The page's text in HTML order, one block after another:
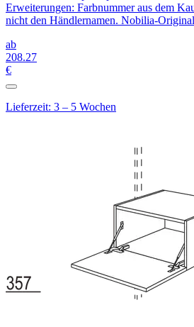
Erweiterungen: Farbnummer aus dem
nicht den Händlernamen. Nobilia-
ab
208.27
€
Lieferzeit: 3 – 5 Wochen